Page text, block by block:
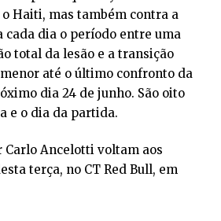
Haiti, mas também contra a
cada dia o período entre uma
total da lesão e a transição
até o último confronto da
dia 24 de junho. São oito
e o dia da partida.
Carlo Ancelotti voltam aos
terça, no CT Red Bull, em